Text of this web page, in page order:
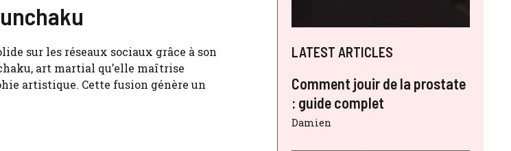
sur les réseaux sociaux grâce à son
art martial qu’elle maîtrise
artistique. Cette fusion génère un
LATEST ARTICLES
Comment jouir de la prostate
: guide complet
Damien